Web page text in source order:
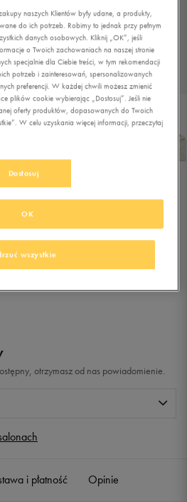
otrzymasz od nas powiadomienie.
i płatność Opinie
naszych Klientów były udane, a produkty,
do ich potrzeb. Robimy to jednak przy pełnym
danych osobowych. Kliknij „OK”, jeśli
o Twoich zachowaniach na naszej stronie
specjalnie dla Ciebie treści, w tym rekomendacji
potrzeb i zainteresowań, spersonalizowanych
preferencji. W każdej chwili możesz zmienić
plików cookie wybierając „Dostosuj”. Jeśli nie
oferty produktów, dopasowanych do Twoich
W celu uzyskania więcej informacji, przeczytaj
Dostosuj
wszystkie
OK